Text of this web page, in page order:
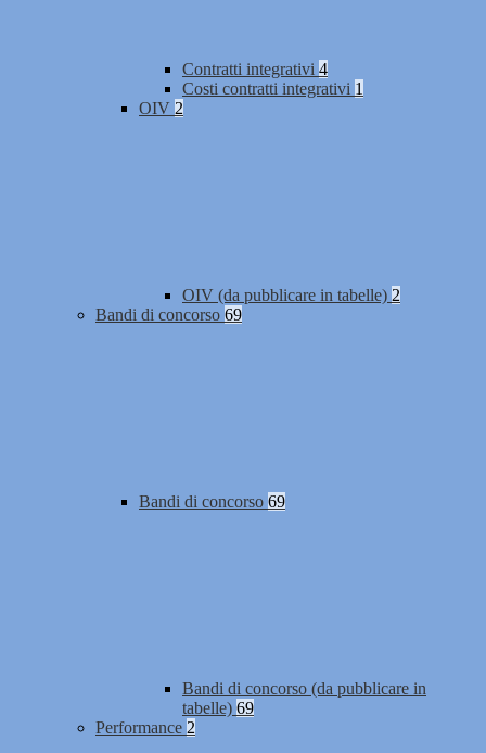
Contratti integrativi 4
Costi contratti integrativi 1
OIV 2
OIV (da pubblicare in tabelle) 2
Bandi di concorso 69
Bandi di concorso 69
Bandi di concorso (da pubblicare in
tabelle) 69
Performance 2